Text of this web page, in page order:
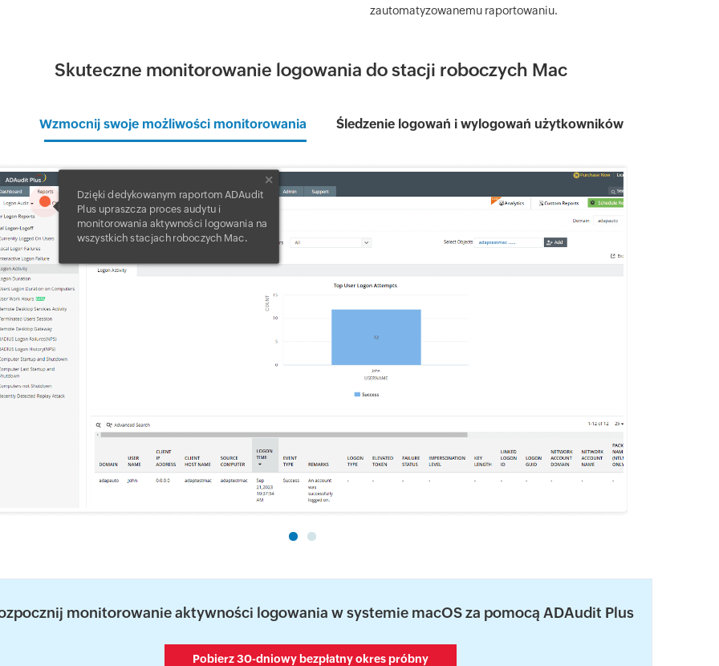
zautomatyzowanemu raportowaniu.
Skuteczne monitorowanie logowania do stacji roboczych Mac
Wzmocnij swoje możliwości monitorowania Śledzenie logowań i wylogowań użytkowników
Dzięki dedykowanym raportom ADAudit
Plus upraszcza proces audytu i
monitorowania aktywności logowania na
wszystkich stacjach roboczych Mac.
monitorowanie aktywności logowania w systemie macOS za pomocą ADAudit Plus
Pobierz 30-dniowy bezpłatny okres próbny